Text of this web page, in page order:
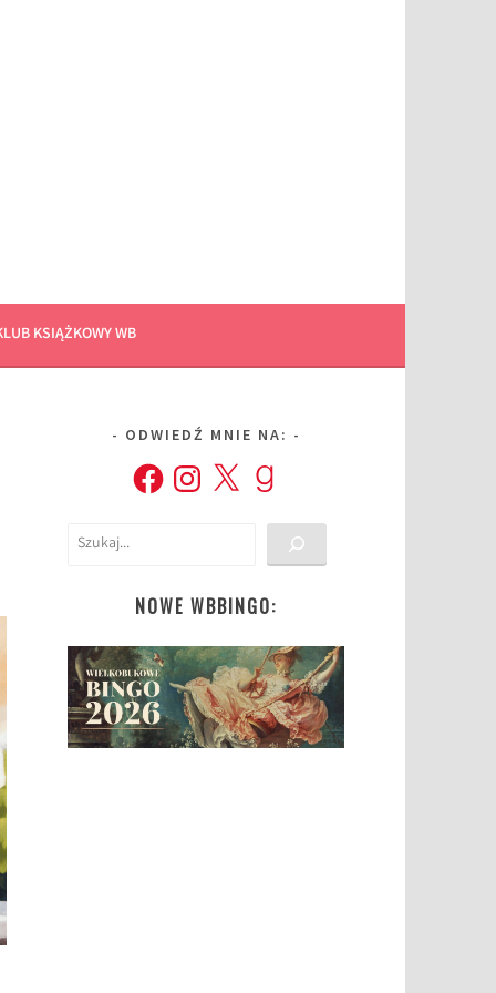
KSIĄŻKOWY WB
ODWIEDŹ MNIE NA:
FacebookInstagram
X Goodreads
Szukaj
NOWE WBBINGO: